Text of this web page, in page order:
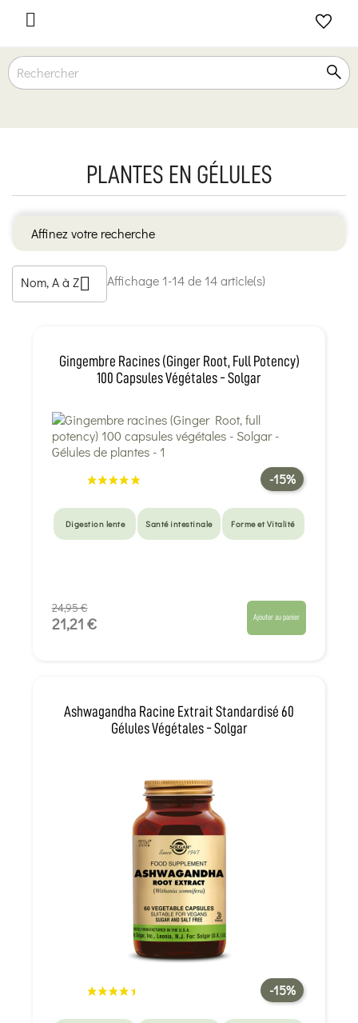

PLANTES EN GÉLULES
Affinez votre recherche
Nom, A à Z Affichage 1-14 de 14 article(s)
Gingembre Racines (Ginger Root, Full Potency)
100 Capsules Végétales - Solgar
-15%
Digestion lente Santé intestinale Forme et Vitalité
24,95 €
21,21 € Ajouter au panier
Ashwagandha Racine Extrait Standardisé 60
Gélules Végétales - Solgar
-15%